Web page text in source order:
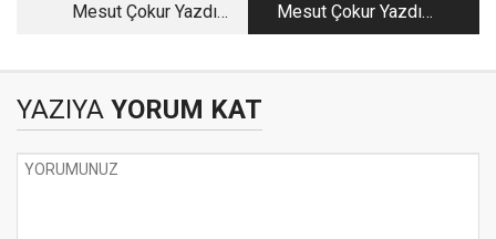
Mesut Çokur Yazdı:
Mesut Çokur Yazdı;
Bir Gülle Bülbül Olmak
YAZIYA YORUM KAT